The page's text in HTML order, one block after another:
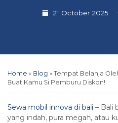
21 October 2025
Home » Blog » Tempat Belanja
Buat Kamu Si Pemburu Diskon!
Sewa mobil innova di bali – Bali
yang indah, pura megah, atau